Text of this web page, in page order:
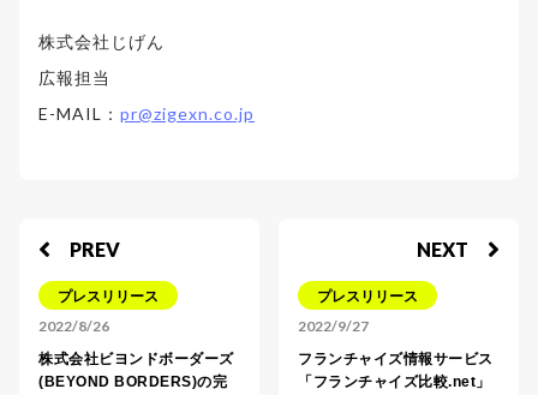
株式会社じげん
広報担当
E-MAIL： pr@zigexn.co.jp
PREV
プレスリリース
2022/8/26
株式会社ビヨンドボーダーズ
(BEYOND BORDERS)の完
NEXT
プレスリリース
2022/9/27
フランチャイズ情報サービス
「フランチャイズ比較.net」